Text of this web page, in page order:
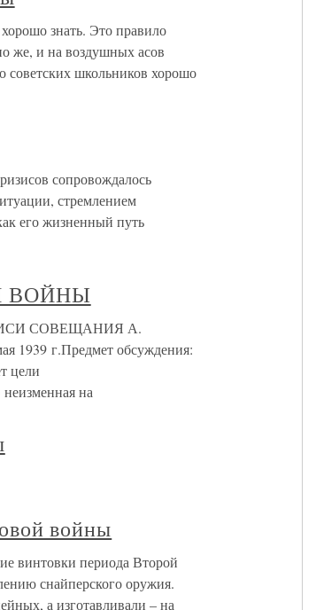
знать. Это правило
же, и на воздушных асов
школьников хорошо
сопровождалось
стремлением
его жизненный путь
ВОЙНЫ
СОВЕЩАНИЯ А.
г.Предмет обсуждения:
цели
на
войны
винтовки периода Второй
снайперского оружия.
а изготавливали – на